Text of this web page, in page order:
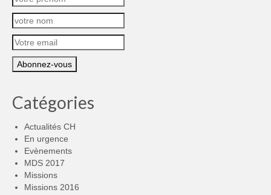
Catégories
Actualités CH
En urgence
Evènements
MDS 2017
Missions
Missions 2016